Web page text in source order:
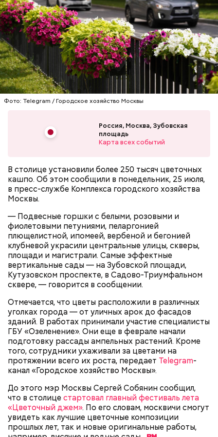
Фото: Telegram / Городское хозяйство Москвы
Россия, Москва, Зубовская
площадь
Карта всех событий
В столице установили более 250 тысяч цветочных
кашпо. Об этом сообщили в понедельник, 25 июля,
в пресс-службе Комплекса городского хозяйства
Москвы.
— Подвесные горшки с белыми, розовыми и
фиолетовыми петуниями, пеларгонией
плющелистной, ипомеей, вербеной и бегонией
клубневой украсили центральные улицы, скверы,
площади и магистрали. Самые эффектные
вертикальные сады — на Зубовской площади,
Кутузовском проспекте, в Садово-Триумфальном
сквере, — говорится в сообщении.
Отмечается, что цветы расположили в различных
уголках города — от уличных арок до фасадов
зданий. В работах принимали участие специалисты
ГБУ «Озеленение». Они еще в феврале начали
подготовку рассады ампельных растений. Кроме
того, сотрудники ухаживали за цветами на
протяжении всего их роста, передает Telegram-
канал «Городское хозяйство Москвы».
До этого мэр Москвы Сергей Собянин сообщил,
что в столице стартовал главный фестиваль лета
«Цветочный джем». По его словам, москвичи смогут
увидеть как лучшие цветочные композиции
прошлых лет, так и новые оригинальные работы,
Внутри Мавзолея находится траурный зал, где
покоится тело Ленина. Он оформлен в темных и
красных тонах. Тело Владимира Ильича
подсвечивают 14 лампочек розового спектра,
которые придают коже естественный цвет. Это
позволяет Ленину выглядеть максимально живым.
Также в саркофаге постоянно циркулирует воздух
температурой +16 градусов. Отметим, что в здании
запрещено фотографировать бывшего вождя и
снимать на видео.
Московский зоопарк
площади занимает пятое место в России после
зоопарков Ярославля, Ростова-на-Дону,
Новосибирска и Красноярска.
— В пассажирах не терплю грубости. Да и, в
принципе, все. А так я спокойный, когда поем, —
говорит с улыбкой Владимир, 45 лет.
— Не люблю, когда велосипеды где ни попадя
оставляют. Иногда пытаешься зайти в метро, а у
входа велосипед. И ты просишь: мол, уберите —
там же ведь специальные подставки есть для
велосипедов. Но без толку: на подставки не ставят,
а ставят у дверей. И это прямо мешает очень
сильно, — сказал Иван, 19 лет.
— Рюкзаки необходимо снимать! И самокаты бесят!
— заявила Ирина Васильевна, 60 лет.